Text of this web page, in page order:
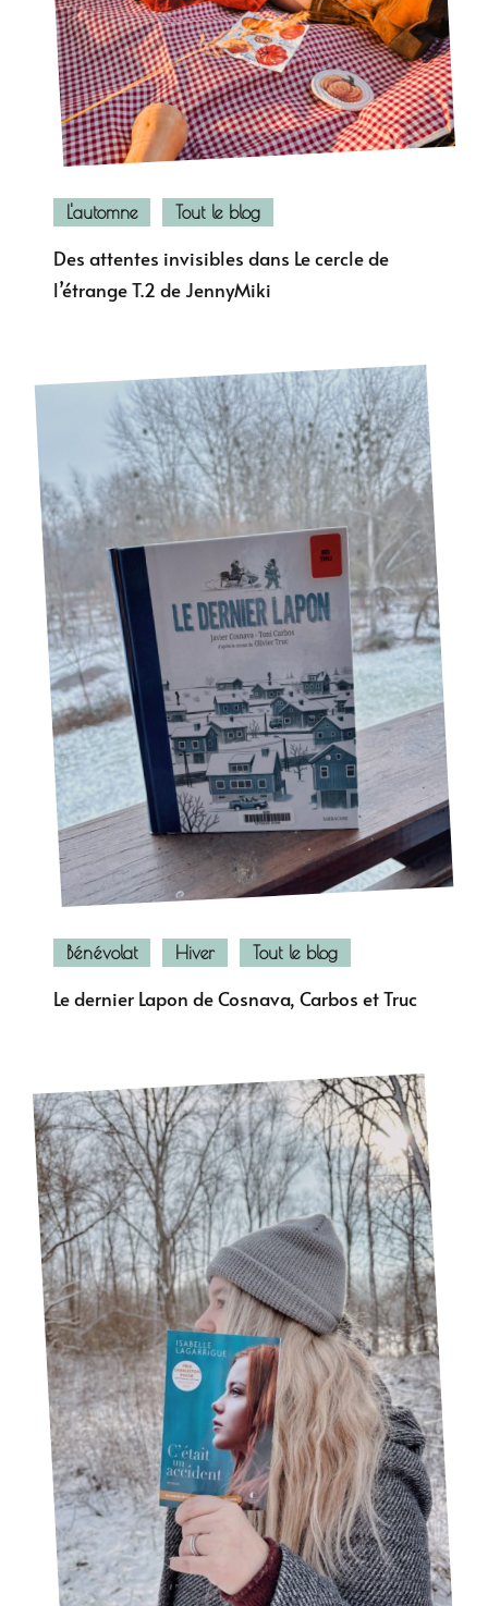
L'automne Tout le blog
Des attentes invisibles dans Le cercle de
l’étrange T.2 de JennyMiki
Bénévolat Hiver Tout le blog
Le dernier Lapon de Cosnava, Carbos et Truc